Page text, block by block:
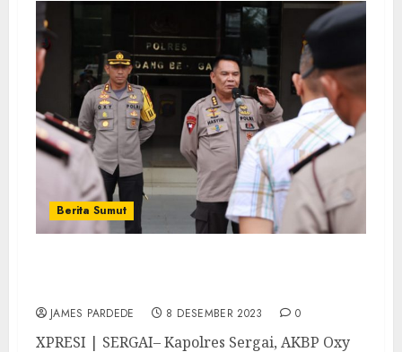
Berita Sumut
JAMES PARDEDE 8 DESEMBER 2023 0
XPRESI | SERGAI– Kapolres Sergai, AKBP Oxy